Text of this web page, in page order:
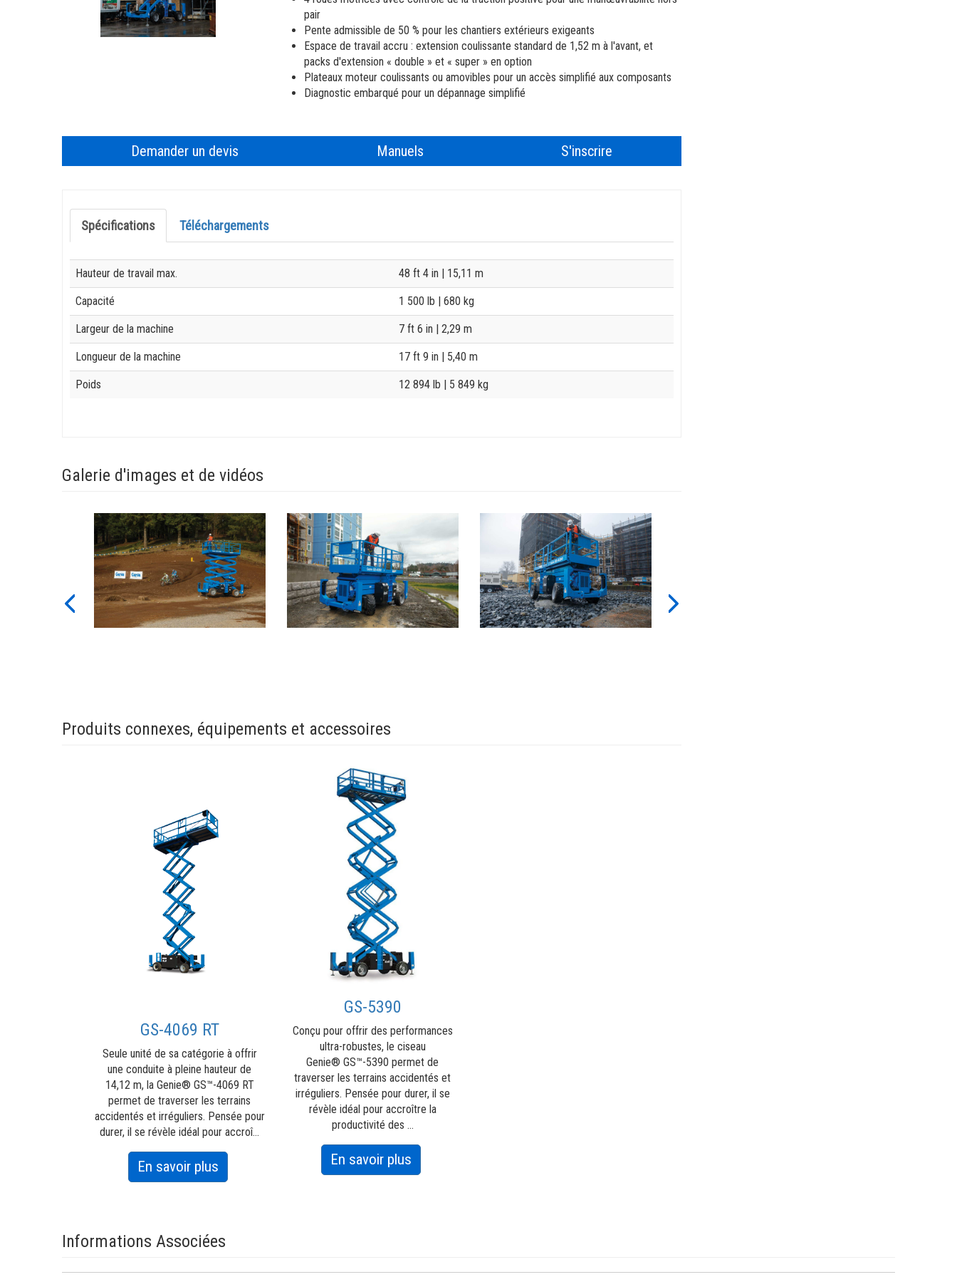
Genie Lift Connect Telematics
Outils marketing
pair
Pente admissible de 50 % pour les chantiers extérieurs exigeants
Espace de travail accru : extension coulissante standard de 1,52 m à l'avant, et
packs d'extension « double » et « super » en option
Plateaux moteur coulissants ou amovibles pour un accès simplifié aux composants
Diagnostic embarqué pour un dépannage simplifié
Demander un devis Manuels S'inscrire
Spécifications Téléchargements
Specification Value
Hauteur de travail max. 48 ft 4 in | 15,11 m
Capacité 1 500 lb | 680 kg
Largeur de la machine 7 ft 6 in | 2,29 m
Longueur de la machine 17 ft 9 in | 5,40 m
Poids 12 894 lb | 5 849 kg
Galerie d'images et de vidéos
Previous
View
GS-
4390_Alt1
Image
View
GS-
4390_Alt5
Image
4390_Alt2
Image
Next
Produits connexes, équipements et accessoires
GS-4069 RT
Seule unité de sa catégorie à offrir
une conduite à pleine hauteur de
14,12 m, la Genie® GS™-4069 RT
permet de traverser les terrains
accidentés et irréguliers. Pensée pour
durer, il se révèle idéal pour accroî...
En savoir plusabout
GS-
GS-5390
Conçu pour offrir des performances
ultra-robustes, le ciseau
Genie® GS™-5390 permet de
traverser les terrains accidentés et
irréguliers. Pensée pour durer, il se
révèle idéal pour accroître la
productivité des ...
En savoir plusabout
GS-
Informations Associées